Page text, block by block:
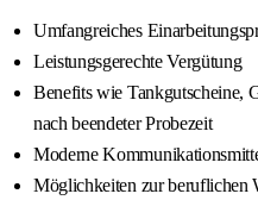
Umfangreiches
Leistungsgerechte Vergütung
Benefits wie Tankgutscheine,
nach beendeter Probezeit
Moderne
Möglichkeiten zur beruflichen